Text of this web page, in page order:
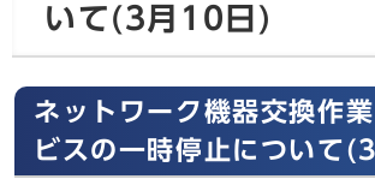
いて(3月10日)
ネットワーク機器交換作
ビスの一時停止について